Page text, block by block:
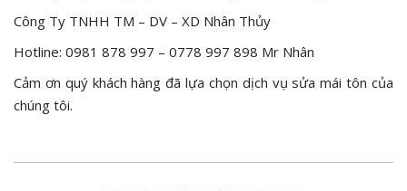
Công Ty TNHH TM – DV – XD Nhân Thủy
Hotline: 0981 878 997 – 0778 997 898 Mr Nhân
Cảm ơn quý khách hàng đã lựa chọn dịch vụ sửa mái tôn của
chúng tôi.